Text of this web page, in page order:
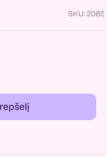
SKU:2089